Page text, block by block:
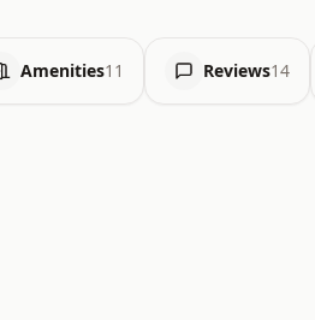
Amenities11 Reviews14